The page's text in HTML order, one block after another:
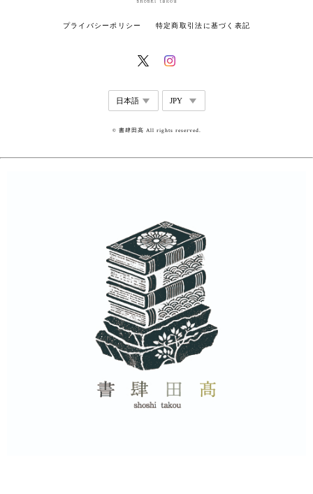
プライバシーポリシー 特定商取引法に基づく表記
© 書肆田高 All rights reserved.